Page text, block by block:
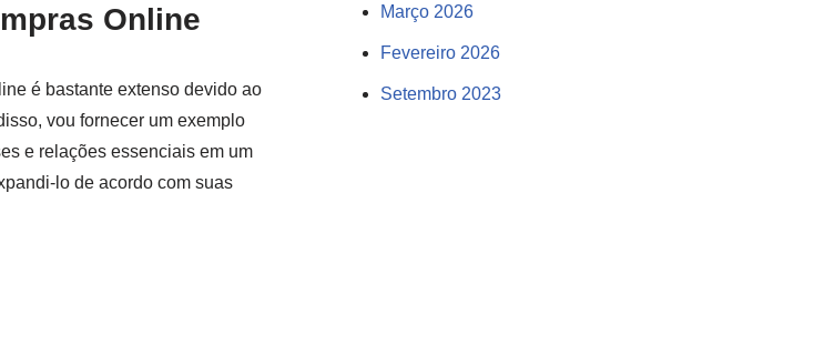
Online
é bastante extenso devido ao
vou fornecer um exemplo
e relações essenciais em um
lo de acordo com suas
Março 2026
Fevereiro 2026
Setembro 2023